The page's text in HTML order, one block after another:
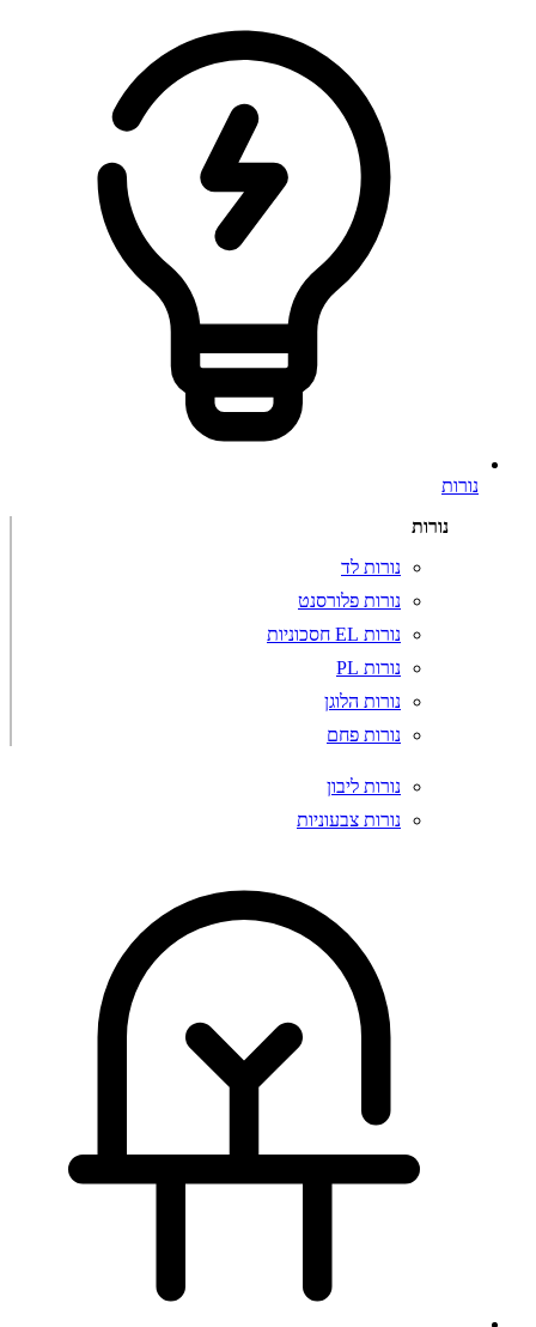
נורות
נורות
נורות לד
נורות פלורסנט
נורות EL חסכוניות
נורות PL
נורות הלוגן
נורות פחם
נורות ליבון
נורות צבעוניות